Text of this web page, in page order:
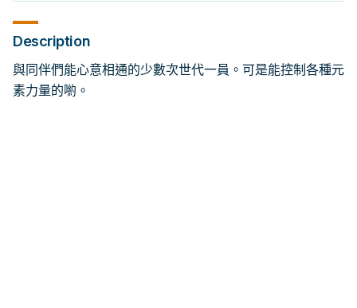
Description
與同伴們能心意相通的少數次世代一員。可是能控制各種元
素力量的喲。